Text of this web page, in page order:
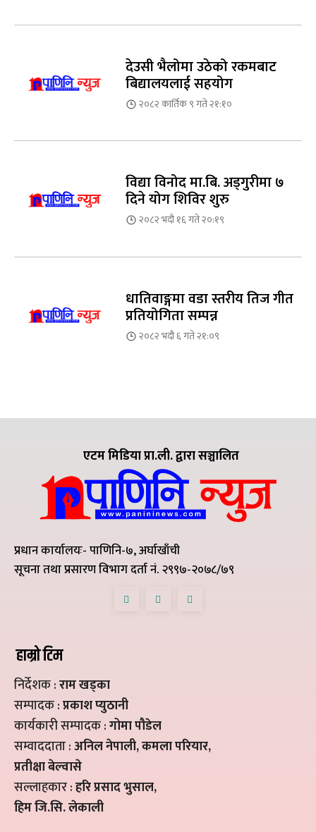
देउसी भैलोमा उठेको रकमबाट
बिद्यालयलाई सहयोग
२०८२ कार्तिक ९ गते २१:१०
विद्या विनोद मा.बि. अड्गुरीमा ७
दिने योग शिविर शुरु
२०८२ भदौ १६ गते २०:१९
धातिवाङ्गमा वडा स्तरीय तिज गीत
प्रतियोगिता सम्पन्न
२०८२ भदौ ६ गते २१:०९
एटम मिडिया प्रा.ली. द्वारा सञ्चालित
प्रधान कार्यालयः- पाणिनि-७, अर्घाखाँची
सूचना तथा प्रसारण विभाग दर्ता नं. २९९७-२०७८/७९
हाम्रो टिम
निर्देशक :राम खड्का
सम्पादक :प्रकाश प्युठानी
कार्यकारी सम्पादक :गोमा पौडेल
सम्वाददाता :अनिल नेपाली, कमला परियार,
प्रतीक्षा बेल्वासे
सल्लाहकार :हरि प्रसाद भुसाल,
हिम जि.सि. लेकाली